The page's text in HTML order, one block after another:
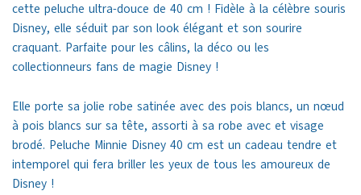
cette peluche ultra-douce de 40 cm ! Fidèle à la célèbre souris
Disney, elle séduit par son look élégant et son sourire
craquant. Parfaite pour les câlins, la déco ou les
collectionneurs fans de magie Disney !
Elle porte sa jolie robe satinée avec des pois blancs, un nœud
à pois blancs sur sa tête, assorti à sa robe avec et visage
brodé. Peluche Minnie Disney 40 cm est un cadeau tendre et
intemporel qui fera briller les yeux de tous les amoureux de
Disney !